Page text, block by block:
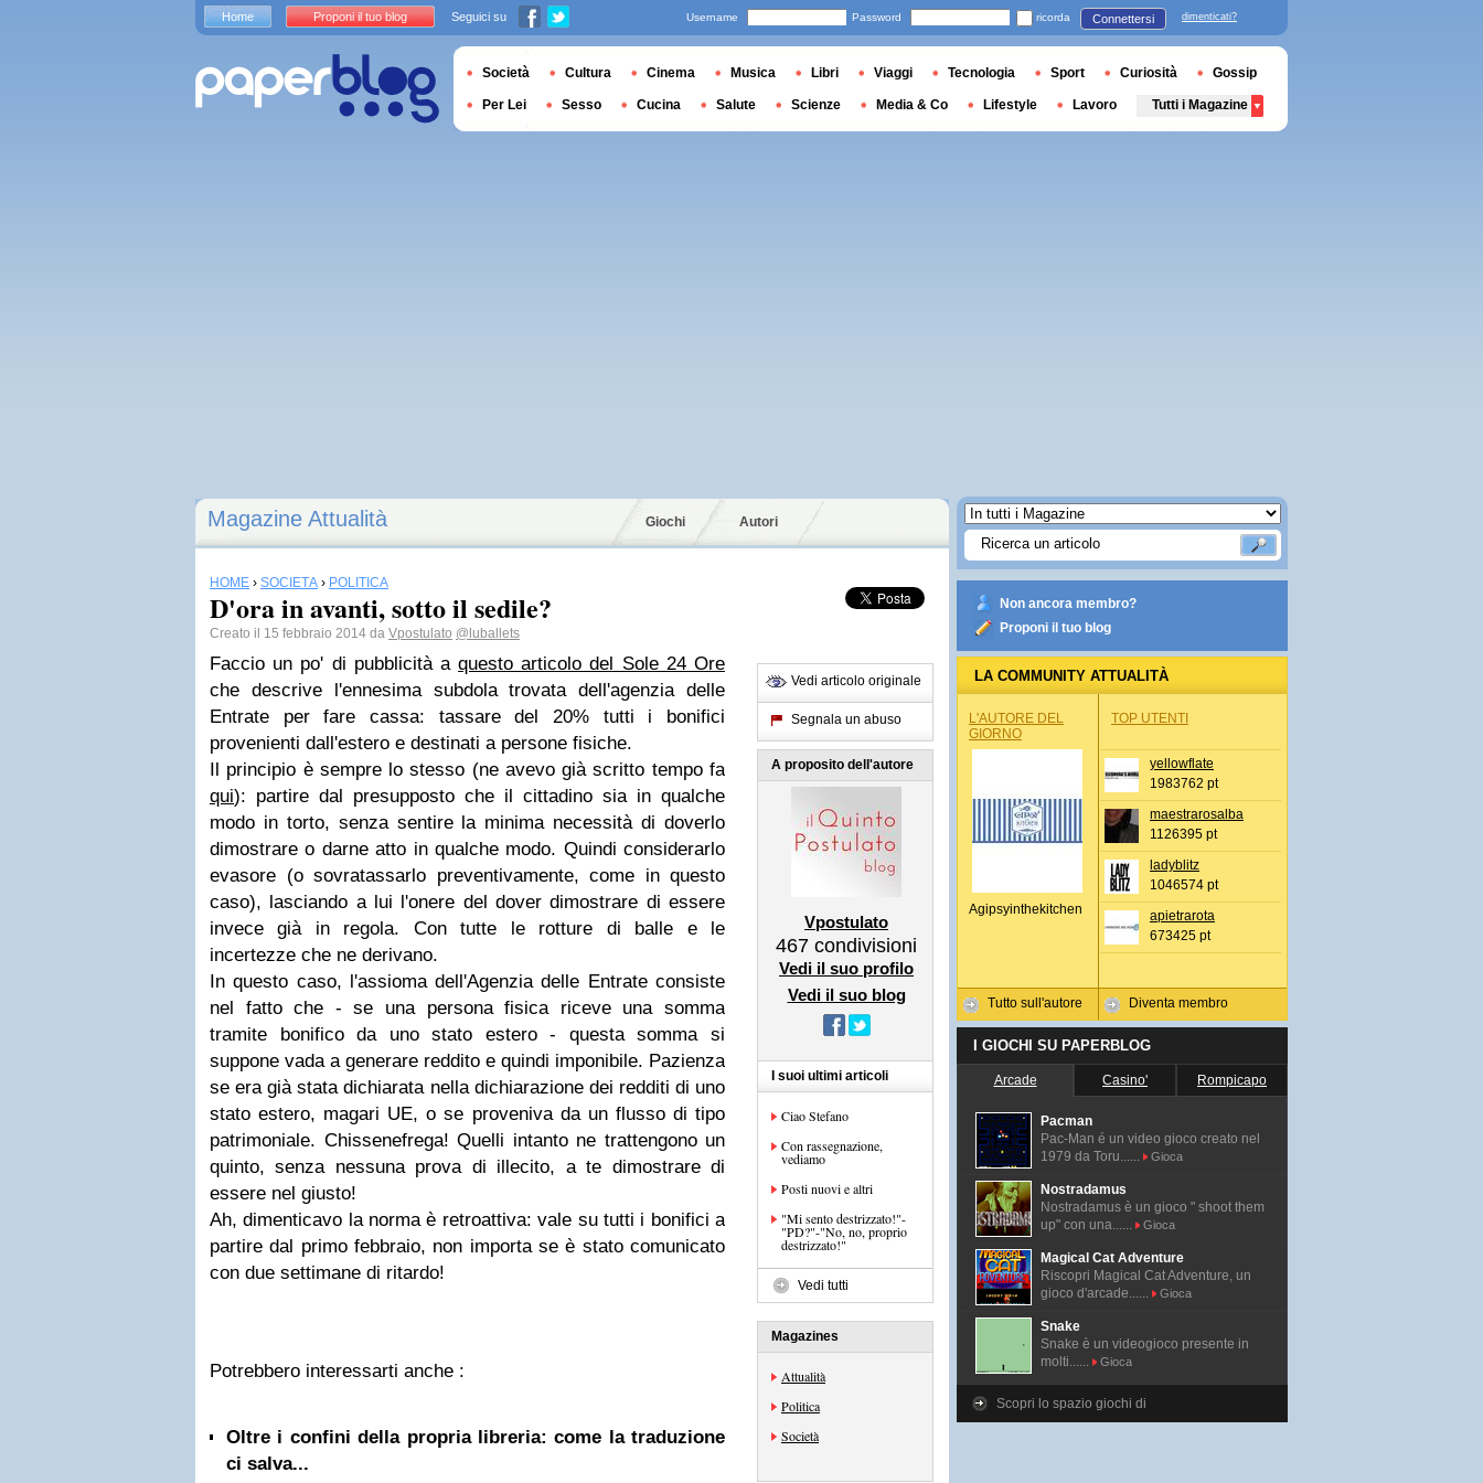
Magazine Attualità Giochi Autori
HOME › SOCIETÀ › POLITICA
D'ora in avanti, sotto il sedile?
Creato il 15 febbraio 2014 da Vpostulato @luballets
Faccio un po' di pubblicità aquesto articolo del Sole 24 Ore
che descrive l'ennesima subdola trovata dell'agenzia delle
Entrate per fare cassa: tassare del 20% tutti i bonifici
provenienti dall'estero e destinati a persone fisiche.
Il principio è sempre lo stesso (ne avevo già scritto tempo fa
qui): partire dal presupposto che il cittadino sia in qualche
modo in torto, senza sentire la minima necessità di doverlo
dimostrare o darne atto in qualche modo. Quindi considerarlo
evasore (o sovratassarlo preventivamente, come in questo
caso), lasciando a lui l'onere del dover dimostrare di essere
invece già in regola. Con tutte le rotture di balle e le
incertezze che ne derivano.
In questo caso, l'assioma dell'Agenzia delle Entrate consiste
nel fatto che - se una persona fisica riceve una somma
tramite bonifico da uno stato estero - questa somma si
suppone vada a generare reddito e quindi imponibile. Pazienza
se era già stata dichiarata nella dichiarazione dei redditi di uno
stato estero, magari UE, o se proveniva da un flusso di tipo
patrimoniale. Chissenefrega! Quelli intanto ne trattengono un
quinto, senza nessuna prova di illecito, a te dimostrare di
essere nel giusto!
Ah, dimenticavo la norma è retroattiva: vale su tutti i bonifici a
partire dal primo febbraio, non importa se è stato comunicato
con due settimane di ritardo!
Potrebbero interessarti anche :
Oltre i confini della propria libreria: come la traduzione
ci salva...
Vedi articolo originale
Segnala un abuso
A proposito dell'autore
Vpostulato
467 condivisioni
Vedi il suo profilo
Vedi il suo blog
I suoi ultimi articoli
Ciao Stefano
Con rassegnazione,
vediamo
Posti nuovi e altri
"Mi sento destrizzato!"-
"PD?"-"No, no, proprio
destrizzato!"
Vedi tutti
Magazines
Attualità
Politica
Società
Non ancora membro?
Proponi il tuo blog
LA COMMUNITY ATTUALITÀ
L'AUTORE DEL
GIORNO
Agipsyinthekitchen
Tutto sull'autore
TOP UTENTI
yellowflate
1983762 pt
maestrarosalba
1126395 pt
ladyblitz
1046574 pt
apietrarota
673425 pt
Diventa membro
I GIOCHI SU PAPERBLOG
Arcade Casino' Rompicapo
Pacman
Pac-Man é un video gioco creato nel
1979 da Toru......
Gioca
Nostradamus
Nostradamus è un gioco " shoot them
up" con una......
Gioca
Magical Cat Adventure
Riscopri Magical Cat Adventure, un
gioco d'arcade......
Gioca
Snake
Snake è un videogioco presente in
molti......
Gioca
Scopri lo spazio giochi di
Home Proponi il tuo blog Seguici su Username Password ricorda Connettersi dimenticati?
Società Cultura Cinema Musica Libri Viaggi Tecnologia Sport Curiosità Gossip
Per Lei Sesso Cucina Salute Scienze Media & Co Lifestyle Lavoro Tutti i Magazine